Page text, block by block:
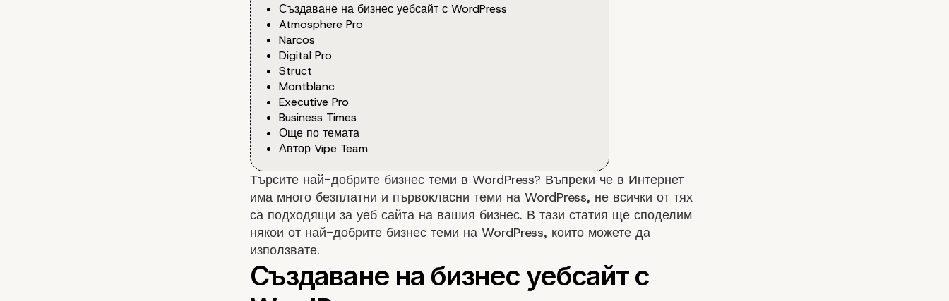
Създаване на бизнес уебсайт с WordPress
Atmosphere Pro
Narcos
Digital Pro
Struct
Montblanc
Executive Pro
Business Times
Още по темата
Автор Vipe Team
Търсите най-добрите бизнес теми в WordPress? Въпреки че в Интернет
има много безплатни и първокласни теми на WordPress, не всички от тях
са подходящи за уеб сайта на вашия бизнес. В тази статия ще споделим
някои от най-добрите бизнес теми на WordPress, които можете да
използвате.